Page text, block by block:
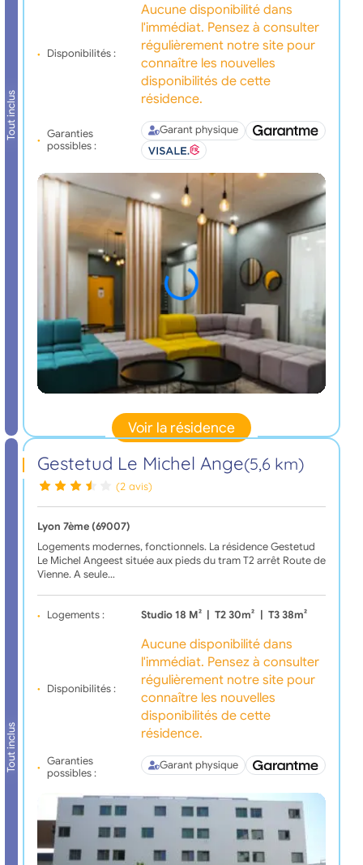
Tout inclus
Disponibilités :
Aucune disponibilité dans
l'immédiat. Pensez à consulter
régulièrement notre site pour
connaître les nouvelles
disponibilités de cette
résidence.
Garanties
possibles :
Garant physique
Voir la résidence
Tout inclus
Gestetud Le Michel Ange(5,6 km)
(2 avis)
Lyon 7ème (69007)
Logements modernes, fonctionnels. La résidence Gestetud
Le Michel Angeest située aux pieds du tram T2 arrêt Route de
Vienne. A seule…
Logements : Studio 18 M² T2 30m² T3 38m²
Disponibilités :
Aucune disponibilité dans
l'immédiat. Pensez à consulter
régulièrement notre site pour
connaître les nouvelles
disponibilités de cette
résidence.
Garanties
possibles :
Garant physique